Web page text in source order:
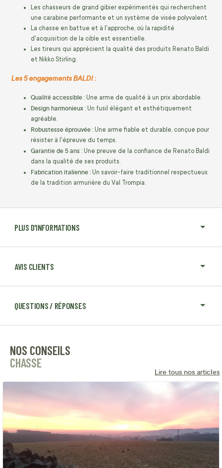
PLUS D'INFORMATIONS
AVIS CLIENTS
QUESTIONS / RÉPONSES
Les chasseurs de grand gibier expérimentés qui recherchent
une carabine performante et un système de visée polyvalent.
La chasse en battue et à l'approche, où la rapidité
d'acquisition de la cible est essentielle.
Les tireurs qui apprécient la qualité des produits Renato Baldi
et Nikko Stirling.
Les 5 engagements BALDI :
Qualité accessible : Une arme de qualité à un prix abordable.
Design harmonieux : Un fusil élégant et esthétiquement
agréable.
Robustesse éprouvée : Une arme fiable et durable, conçue pour
résister à l'épreuve du temps.
Garantie de 5 ans : Une preuve de la confiance de Renato Baldi
dans la qualité de ses produits.
Fabrication italienne : Un savoir-faire traditionnel respectueux
de la tradition armurière du Val Trompia.
NOS CONSEILS
CHASSE
Lire tous nos articles